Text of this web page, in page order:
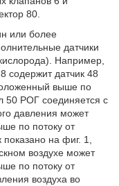
80.
или более
датчики
Например,
содержит датчик 48
выше по
50 РОГ соединяется с
давления может
по потоку от
на фиг. 1,
воздухе может
по потоку от
воздуха во